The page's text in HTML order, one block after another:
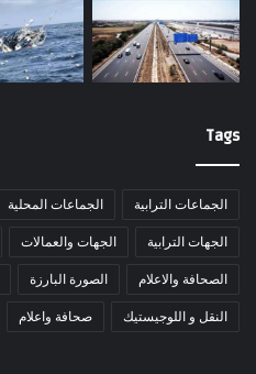
Tags
الجماعات الترابية الجماعات المحلية
الجهات الترابية الجهات والعمالات
الصحافة والاعلام الصورة البارزة
النقل و اللوجيستيك صحافة واعلام